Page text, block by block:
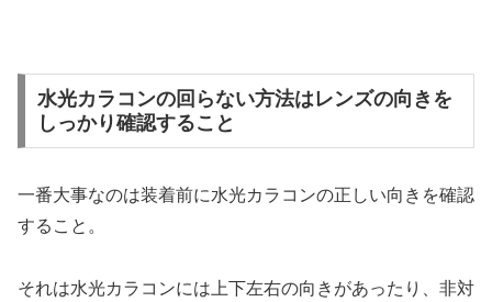
水光カラコンの回らない方法はレンズの向きを
しっかり確認すること
一番大事なのは装着前に水光カラコンの正しい向きを確認
すること。
それは水光カラコンには上下左右の向きがあったり、非対